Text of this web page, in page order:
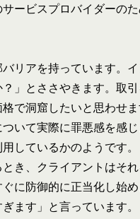
ービスプロバイダーの
リアを持っています。
」とささやきます。取
で洞窟したいと思わせ
いて実際に罪悪感を感
しているかのようです。
き、クライアントはそれ
に防御的に正当化し始
ます」と言っています。